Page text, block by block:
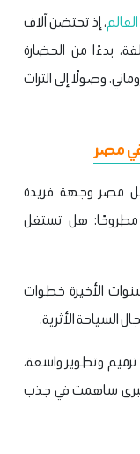
، إذ تحتضن آلاف
بدءًا من الحضارة
وصولًا إلى التراث
في مصر
مصر وجهة فريدة
مطروحًا: هل تستغل
الأخيرة خطوات
السياحة الأثرية.
وتطوير واسعة،
كبرى ساهمت في جذب